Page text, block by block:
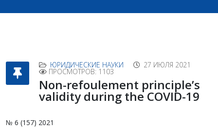
ЮРИДИЧЕСКИЕ НАУКИ 27 ИЮЛЯ 2021
ПРОСМОТРОВ: 1103
Non-refoulement principle’s
validity during the COVID-19
№ 6 (157) 2021